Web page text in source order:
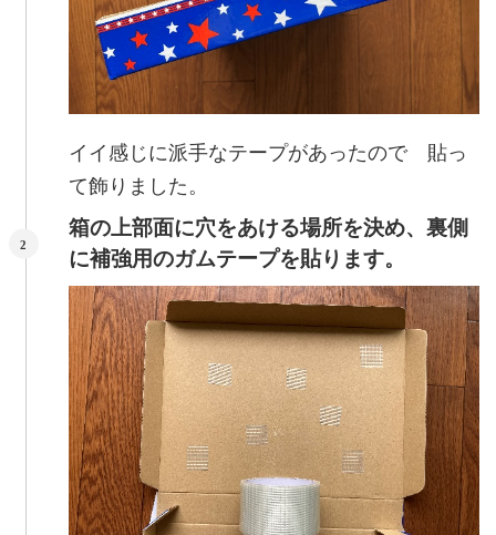
イイ感じに派手なテープがあったので 貼っ
て飾りました。
箱の上部面に穴をあける場所を決め、裏側
に補強用のガムテープを貼ります。